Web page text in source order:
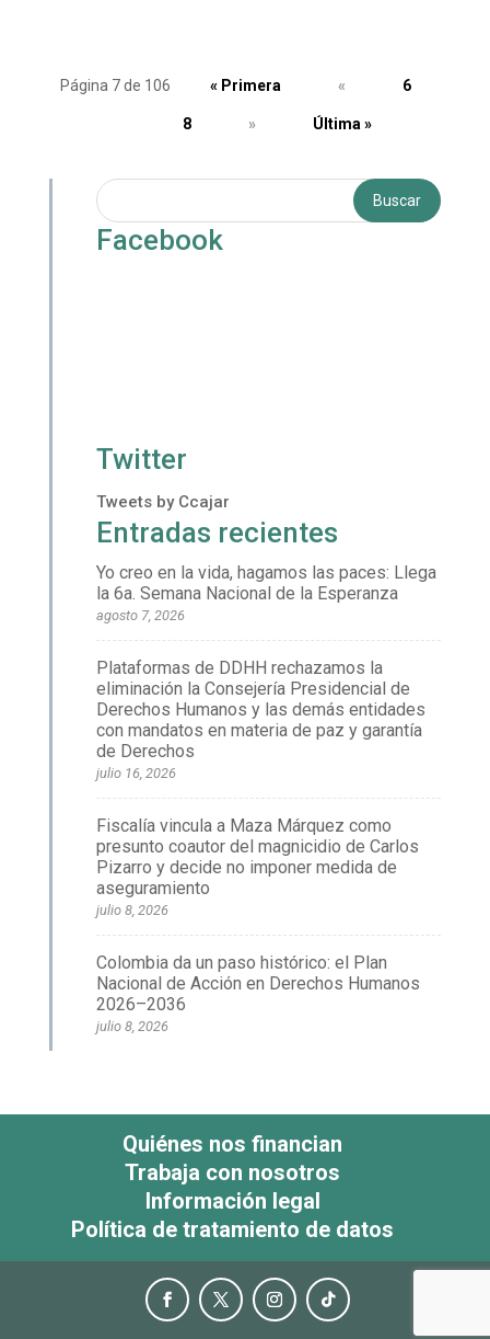
Página 7 de 106 « Primera « 6
8 » Última »
Facebook
Twitter
Tweets by Ccajar
Entradas recientes
Yo creo en la vida, hagamos las paces: Llega
la 6a. Semana Nacional de la Esperanza
agosto 7, 2026
Plataformas de DDHH rechazamos la
eliminación la Consejería Presidencial de
Derechos Humanos y las demás entidades
con mandatos en materia de paz y garantía
de Derechos
julio 16, 2026
Fiscalía vincula a Maza Márquez como
presunto coautor del magnicidio de Carlos
Pizarro y decide no imponer medida de
aseguramiento
julio 8, 2026
Colombia da un paso histórico: el Plan
Nacional de Acción en Derechos Humanos
2026–2036
julio 8, 2026
Quiénes nos financian
Trabaja con nosotros
Información legal
Política de tratamiento de datos